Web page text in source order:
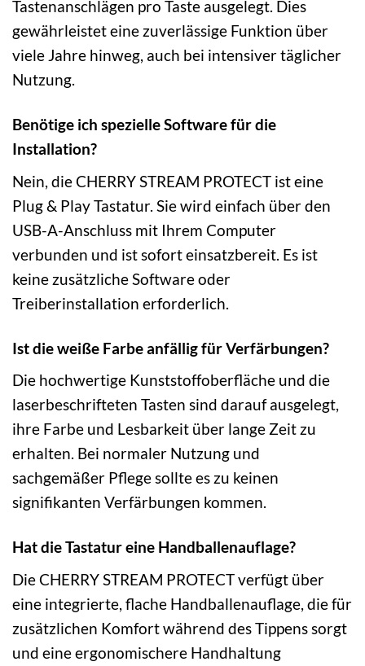
Tastenanschlägen pro Taste ausgelegt. Dies
gewährleistet eine zuverlässige Funktion über
viele Jahre hinweg, auch bei intensiver täglicher
Nutzung.
Benötige ich spezielle Software für die
Installation?
Nein, die CHERRY STREAM PROTECT ist eine
Plug & Play Tastatur. Sie wird einfach über den
USB-A-Anschluss mit Ihrem Computer
verbunden und ist sofort einsatzbereit. Es ist
keine zusätzliche Software oder
Treiberinstallation erforderlich.
Ist die weiße Farbe anfällig für Verfärbungen?
Die hochwertige Kunststoffoberfläche und die
laserbeschrifteten Tasten sind darauf ausgelegt,
ihre Farbe und Lesbarkeit über lange Zeit zu
erhalten. Bei normaler Nutzung und
sachgemäßer Pflege sollte es zu keinen
signifikanten Verfärbungen kommen.
Hat die Tastatur eine Handballenauflage?
Die CHERRY STREAM PROTECT verfügt über
eine integrierte, flache Handballenauflage, die für
zusätzlichen Komfort während des Tippens sorgt
und eine ergonomischere Handhaltung